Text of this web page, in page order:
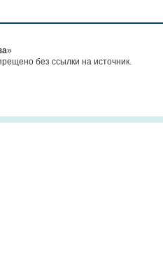
»
без ссылки на источник.